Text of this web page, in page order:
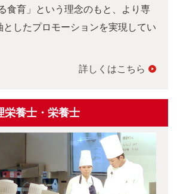
食育」という理念のもと、より専
としたプロモーションを実現してい
詳しくはこちら
栄養士・栄養士